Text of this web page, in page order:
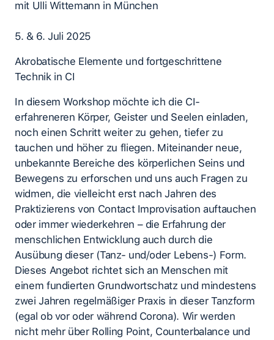
mit Ulli Wittemann in München
5. & 6. Juli 2025
Akrobatische Elemente und fortgeschrittene
Technik in CI
In diesem Workshop möchte ich die CI-
erfahreneren Körper, Geister und Seelen einladen,
noch einen Schritt weiter zu gehen, tiefer zu
tauchen und höher zu fliegen. Miteinander neue,
unbekannte Bereiche des körperlichen Seins und
Bewegens zu erforschen und uns auch Fragen zu
widmen, die vielleicht erst nach Jahren des
Praktizierens von Contact Improvisation auftauchen
oder immer wiederkehren – die Erfahrung der
menschlichen Entwicklung auch durch die
Ausübung dieser (Tanz- und/oder Lebens-) Form.
Dieses Angebot richtet sich an Menschen mit
einem fundierten Grundwortschatz und mindestens
zwei Jahren regelmäßiger Praxis in dieser Tanzform
(egal ob vor oder während Corona). Wir werden
nicht mehr über Rolling Point, Counterbalance und